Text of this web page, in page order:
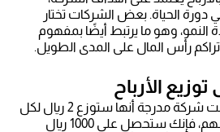
دورة الحياة. بعض الشركات تختار
النمو، وهو ما يرتبط أيضًا بمفهوم
تراكم رأس المال على المدى الطويل.
الأرباح
على سبيل المثال، إذا أعلنت شركة مدرجة أنها ستوزع 2 ريال لكل
سهم، وكان لديك 500 سهم، فإنك ستحصل على 1000 ريال